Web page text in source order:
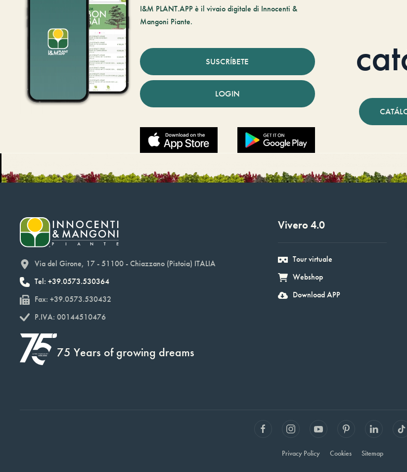
I&M PLANT.APP è il vivaio digitale di Innocenti &
Mangoni Piante.
SUSCRÍBETE
LOGIN
Via del Girone, 17 - 51100 - Chiazzano (Pistoia) ITALIA
Tel: +39.0573.530364
Fax: +39.0573.530432
P.IVA: 00144510476
75 Years of growing dreams
Vivero 4.0
Tour virtuale
Webshop
Download APP
Privacy Policy Cookies Sitemap